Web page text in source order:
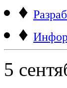
♦
♦
5